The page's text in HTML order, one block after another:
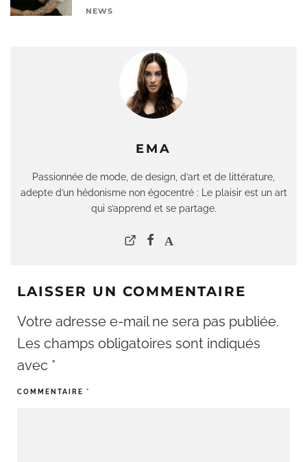
EMA
Passionnée de mode, de design, d’art et de littérature,
adepte d’un hédonisme non égocentré : Le plaisir est un art
qui s’apprend et se partage.
NEWS
LAISSER UN COMMENTAIRE
Votre adresse e-mail ne sera pas publiée.
Les champs obligatoires sont indiqués
avec *
COMMENTAIRE *